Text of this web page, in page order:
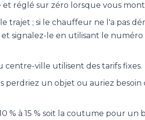
réglé sur zéro lorsque vous
; si le chauffeur ne l'a pas
signalez-le en utilisant le
centre-ville utilisent des tarifs fixes.
perdriez un objet ou auriez besoin
% à 15 % soit la coutume pour un